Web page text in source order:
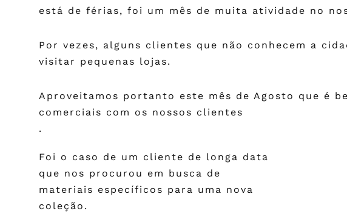
está de férias, foi um mês de muita atividade no
Por vezes, alguns clientes que não conhecem a
visitar pequenas lojas.
Aproveitamos portanto este mês de Agosto que é
comerciais com os nossos clientes
.
Foi o caso de um cliente de longa data
que nos procurou em busca de
materiais específicos para uma nova
coleção.